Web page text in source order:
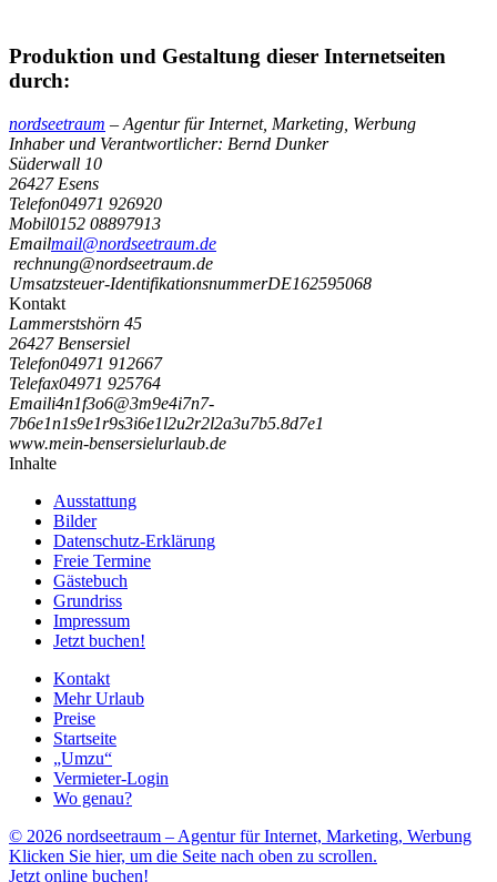
Produktion und Gestaltung dieser Internetseiten
durch:
nordseetraum – Agentur für Internet, Marketing, Werbung
Inhaber und Verantwortlicher: Bernd Dunker
Süderwall 10
26427 Esens
Telefon04971 926920
Mobil0152 08897913
Emailmail@nordseetraum.de
rechnung@nordseetraum.de
Umsatzsteuer-IdentifikationsnummerDE162595068
Kontakt
Lammerstshörn 45
26427 Bensersiel
Telefon04971 912667
Telefax04971 925764
Emaili4n1f3o6@3m9e4i7n7-
7b6e1n1s9e1r9s3i6e1l2u2r2l2a3u7b5.8d7e1
www.mein-bensersielurlaub.de
Inhalte
Ausstattung
Bilder
Datenschutz-Erklärung
Freie Termine
Gästebuch
Grundriss
Impressum
Jetzt buchen!
Kontakt
Mehr Urlaub
Preise
Startseite
„Umzu“
Vermieter-Login
Wo genau?
© 2026 nordseetraum – Agentur für Internet, Marketing, Werbung
Klicken Sie hier, um die Seite nach oben zu scrollen.
Jetzt online buchen!